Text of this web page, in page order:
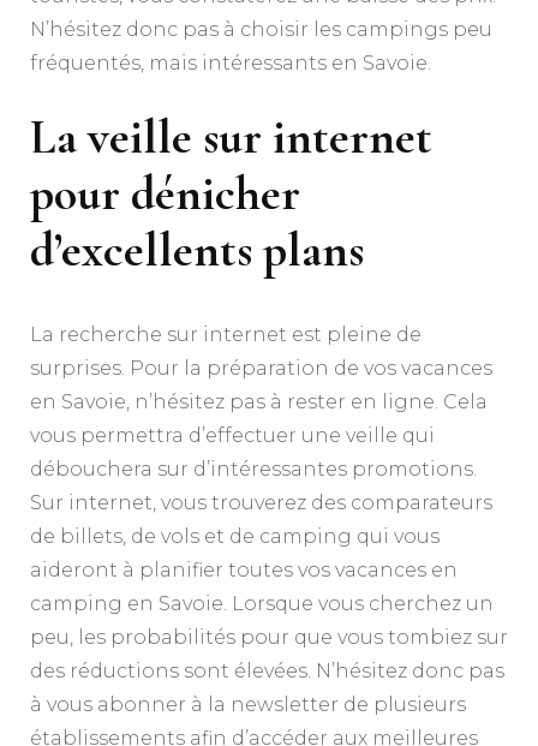
N’hésitez donc pas à choisir les campings peu
fréquentés, mais intéressants en Savoie.
La veille sur internet
pour dénicher
d’excellents plans
La recherche sur internet est pleine de
surprises. Pour la préparation de vos vacances
en Savoie, n’hésitez pas à rester en ligne. Cela
vous permettra d’effectuer une veille qui
débouchera sur d’intéressantes promotions.
Sur internet, vous trouverez des comparateurs
de billets, de vols et de camping qui vous
aideront à planifier toutes vos vacances en
camping en Savoie. Lorsque vous cherchez un
peu, les probabilités pour que vous tombiez sur
des réductions sont élevées. N’hésitez donc pas
à vous abonner à la newsletter de plusieurs
établissements afin d’accéder aux meilleures